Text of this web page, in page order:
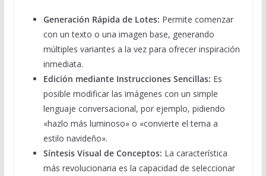
Generación Rápida de Lotes: Permite comenzar
con un texto o una imagen base, generando
múltiples variantes a la vez para ofrecer inspiración
inmediata.
Edición mediante Instrucciones Sencillas: Es
posible modificar las imágenes con un simple
lenguaje conversacional, por ejemplo, pidiendo
«hazlo más luminoso» o «convierte el tema a
estilo navideño».
Síntesis Visual de Conceptos: La característica
más revolucionaria es la capacidad de seleccionar